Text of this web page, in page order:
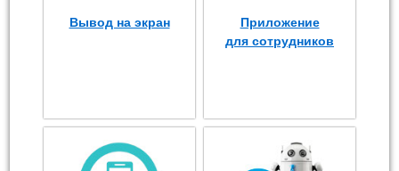
Вывод на экран
Приложение
для сотрудников